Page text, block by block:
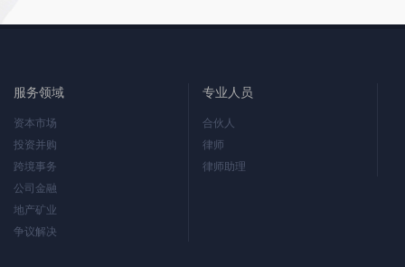
机构信用评价
知》制定过程
服务领域
资本市场
投资并购
跨境事务
公司金融
地产矿业
争议解决
专业人员
合伙人
律师
律师助理